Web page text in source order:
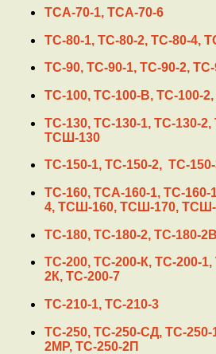
ТСА-70-1, ТСА-70-6
ТС-80-1, ТС-80-2, ТС-80-4,
ТС-90, ТС-90-1, ТС-90-2,
ТС-100, ТС-100-В, ТС-100-
ТС-130, ТС-130-1, ТС-130-
ТСШ-130
ТС-150-1, ТС-150-2, ТС-
ТС-160, ТСА-160-1, ТС-160-
4, ТСШ-160, ТСШ-170, ТСШ-
ТС-180, ТС-180-2, ТС-180-
ТС-200, ТС-200-К, ТС-200-
2К, ТС-200-7
ТС-210-1, ТС-210-3
ТС-250, ТС-250-СД, ТС-
2МР, ТС-250-2П